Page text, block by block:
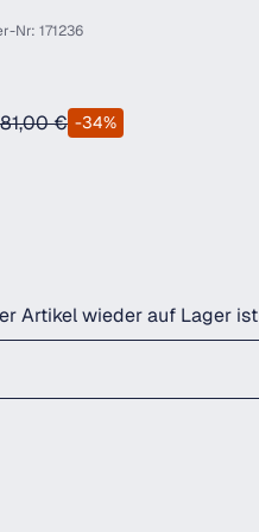
Nr: 171236
€ -34%
Artikel wieder auf Lager ist